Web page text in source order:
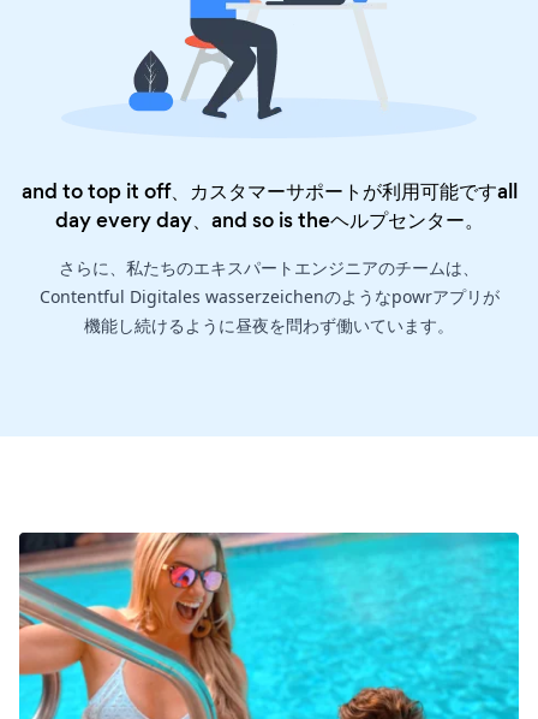
and to top it off、カスタマーサポートが利用可能ですall
day every day、and so is theヘルプセンター。
さらに、私たちのエキスパートエンジニアのチームは、
Contentful Digitales wasserzeichenのようなpowrアプリが
機能し続けるように昼夜を問わず働いています。